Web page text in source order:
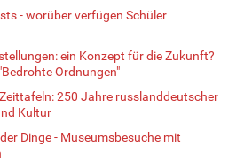
- worüber verfügen Schüler
ein Konzept für die Zukunft?
Ordnungen"
250 Jahre russlanddeutscher
Kultur
Dinge - Museumsbesuche mit